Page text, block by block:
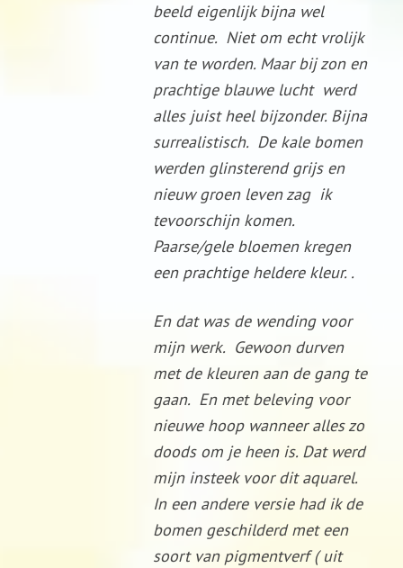
beeld eigenlijk bijna wel
continue. Niet om echt vrolijk
van te worden. Maar bij zon en
prachtige blauwe lucht werd
alles juist heel bijzonder. Bijna
surrealistisch. De kale bomen
werden glinsterend grijs en
nieuw groen leven zag ik
tevoorschijn komen.
Paarse/gele bloemen kregen
een prachtige heldere kleur. .
En dat was de wending voor
mijn werk. Gewoon durven
met de kleuren aan de gang te
gaan. En met beleving voor
nieuwe hoop wanneer alles zo
doods om je heen is. Dat werd
mijn insteek voor dit aquarel.
In een andere versie had ik de
bomen geschilderd met een
soort van pigmentverf ( uit